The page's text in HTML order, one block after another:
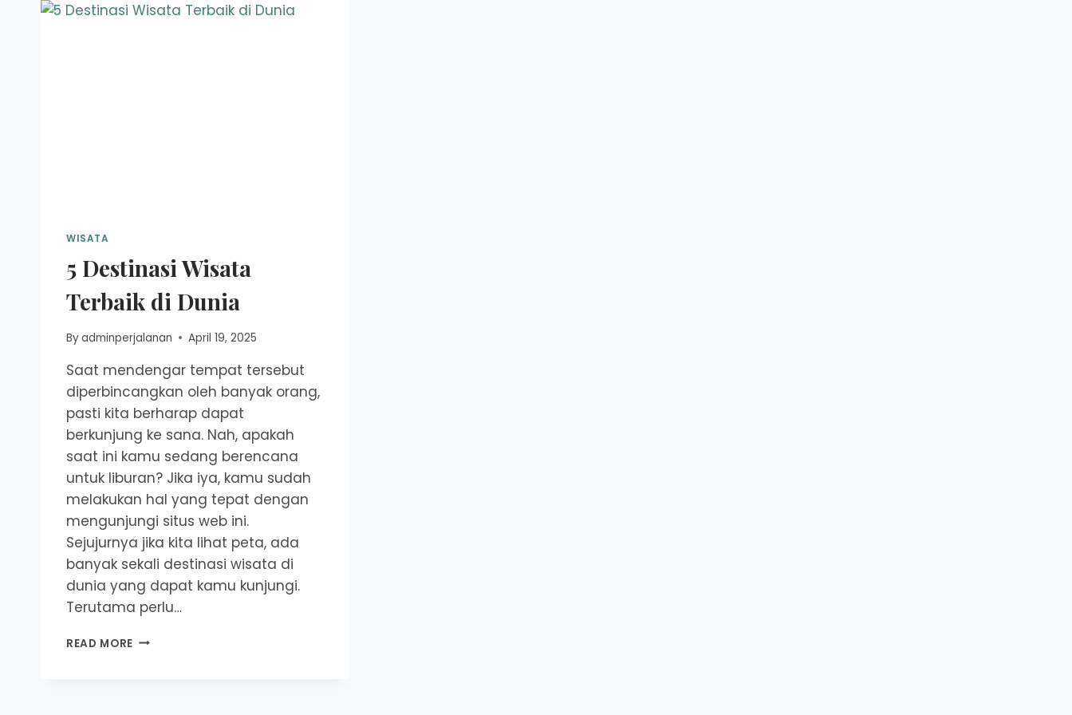
WISATA
5 Destinasi Wisata
Terbaik di Dunia
Byadminperjalanan April 19, 2025
Saat mendengar tempat tersebut
diperbincangkan oleh banyak orang,
pasti kita berharap dapat
berkunjung ke sana. Nah, apakah
saat ini kamu sedang berencana
untuk liburan? Jika iya, kamu sudah
melakukan hal yang tepat dengan
mengunjungi situs web ini.
Sejujurnya jika kita lihat peta, ada
banyak sekali destinasi wisata di
dunia yang dapat kamu kunjungi.
Terutama perlu…
READ MORE 5